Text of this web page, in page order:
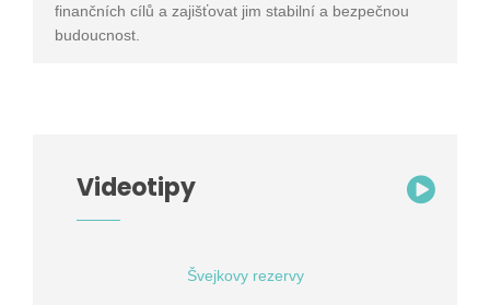
finančních cílů a zajišťovat jim stabilní a bezpečnou
budoucnost.
Videotipy
Švejkovy rezervy